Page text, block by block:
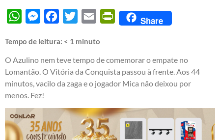
WhatsAppMessengerFacebook
Twitter Email PrintFriendly
Share
Tempo de leitura: < 1 minuto
O Azulino nem teve tempo de comemorar o empate no
Lomantão. O Vitória da Conquista passou à frente. Aos 44
minutos, vacilo da zaga e o jogador Mica não deixou por
menos. Fez!